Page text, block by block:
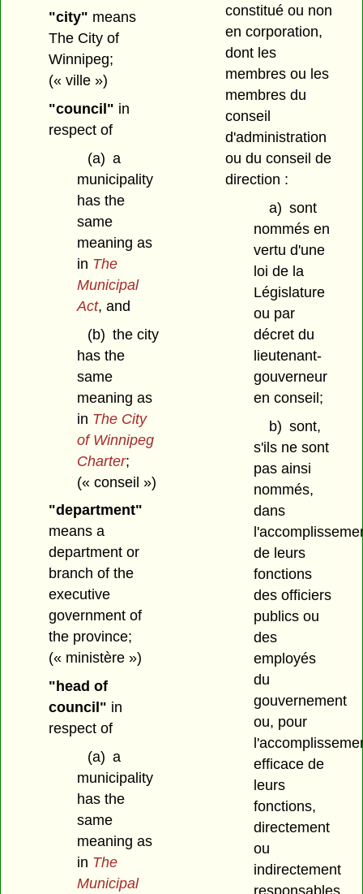
"city" means
The City of
Winnipeg;
(« ville »)
"council" in
respect of
(a) a
municipality
has the
same
meaning as
in The
Municipal
Act, and
(b) the city
has the
same
meaning as
in The City
of Winnipeg
Charter;
(« conseil »)
"department"
means a
department or
branch of the
executive
government of
the province;
(« ministère »)
"head of
council" in
respect of
(a) a
municipality
has the
same
meaning as
in The
Municipal
constitué ou non
en corporation,
dont les
membres ou les
membres du
conseil
d'administration
ou du conseil de
direction :
a) sont
nommés en
vertu d'une
loi de la
Législature
ou par
décret du
lieutenant-
gouverneur
en conseil;
b) sont,
s'ils ne sont
pas ainsi
nommés,
dans
de leurs
fonctions
des officiers
publics ou
des
employés
du
gouvernement
ou, pour
efficace de
leurs
fonctions,
directement
ou
indirectement
responsables